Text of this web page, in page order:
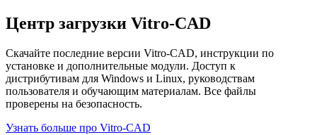
Центр загрузки Vitro-CAD
Скачайте последние версии Vitro-CAD, инструкции по
установке и дополнительные модули. Доступ к
дистрибутивам для Windows и Linux, руководствам
пользователя и обучающим материалам. Все файлы
проверены на безопасность.
Узнать больше про Vitro-CAD